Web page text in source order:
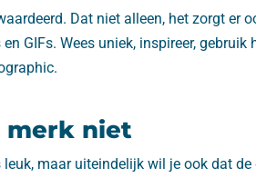
Dat niet alleen, het zorgt er
en GIFs. Wees uniek, inspireer,
merk niet
leuk, maar uiteindelijk wil je ook dat